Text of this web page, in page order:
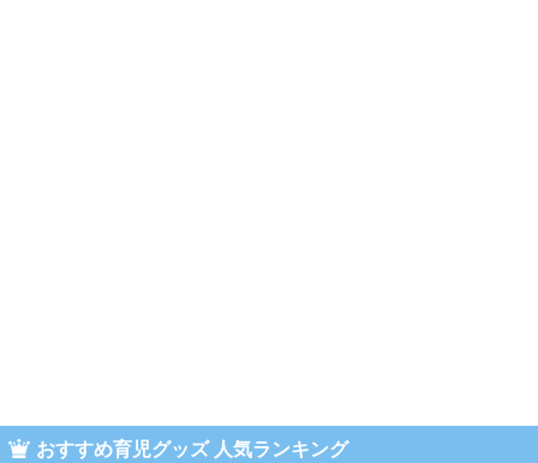
おすすめ育児グッズ 人気ランキング